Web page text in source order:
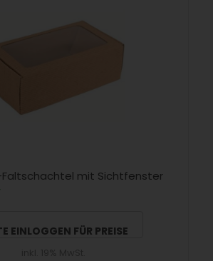
mit Sichtfenster
EINLOGGEN FÜR PREISE